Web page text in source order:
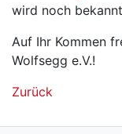
wird noch
Auf Ihr Kommen
Wolfsegg e.V.!
Zurück